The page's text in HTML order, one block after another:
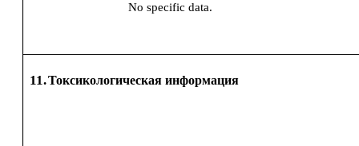
No specific data.
11.Токсикологическая информация